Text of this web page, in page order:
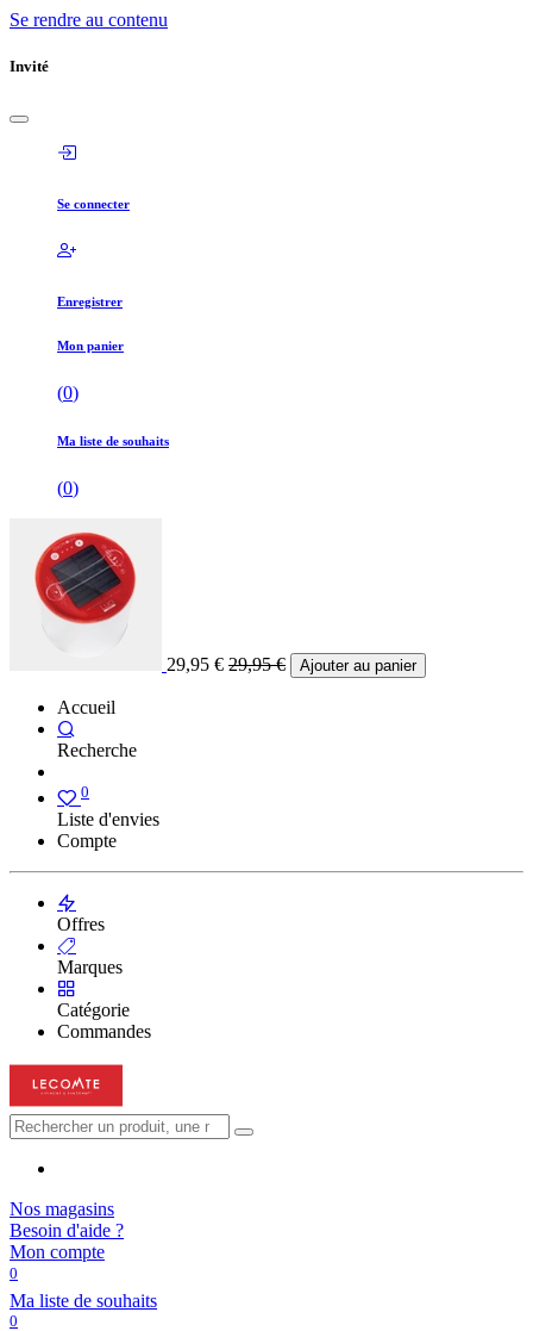
Se rendre au contenu
Invité
Se connecter
Enregistrer
Mon panier
(0)
Ma liste de souhaits
(0)
29,95 € 29,95€ Ajouter au panier
Accueil
Recherche
0
Liste d'envies
Compte
Offres
Marques
Catégorie
Commandes
Nos magasins
Besoin d'aide ?
Mon compte
0
Ma liste de souhaits
0